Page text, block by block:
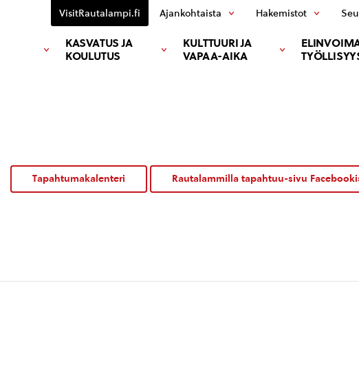
KASVATUS JA
KOULUTUS
KULTTUURI JA
VAPAA-AIKA
VisitRautalampi.fi Ajankohtaista Hakemistot
Tapahtumakalenteri Rautalammilla tapahtuu-sivu